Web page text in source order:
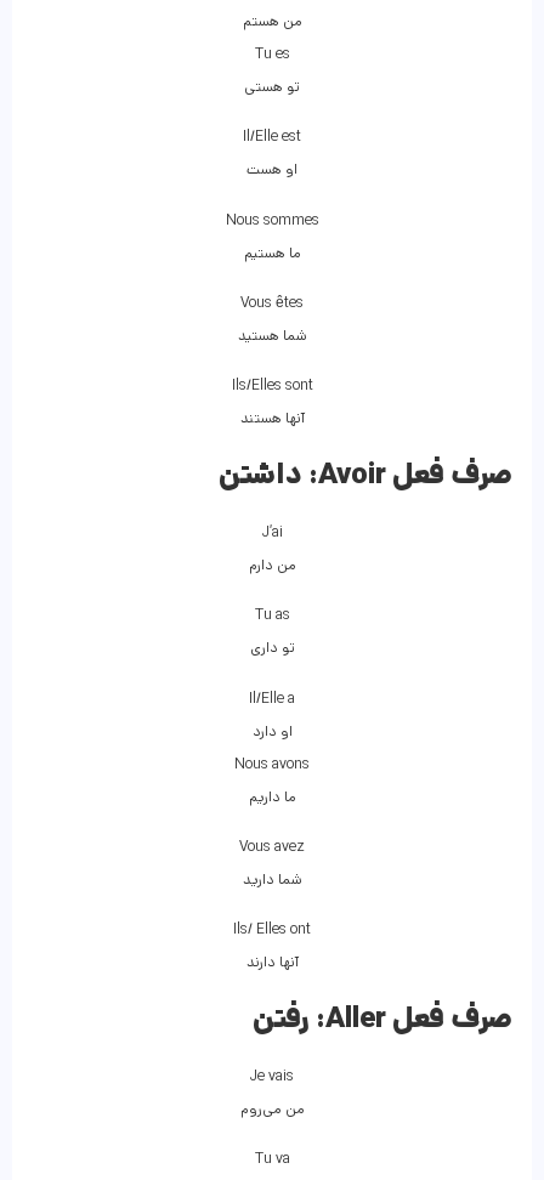
من هستم
Tu es
تو هستی
Il/Elle est
او هست
Nous sommes
ما هستیم
Vous êtes
شما هستید
Ils/Elles sont
آنها هستند
صرف فعل Avoir: داشتن
J’ai
من دارم
Tu as
تو داری
Il/Elle a
او دارد
Nous avons
ما داریم
Vous avez
شما دارید
Ils/ Elles ont
آنها دارند
صرف فعل Aller: رفتن
Je vais
من می‌روم
Tu va